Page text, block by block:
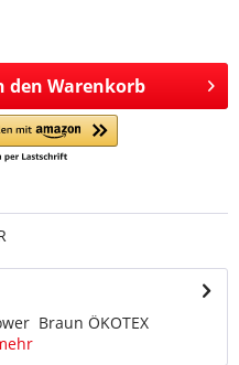
den Warenkorb
Braun ÖKOTEX